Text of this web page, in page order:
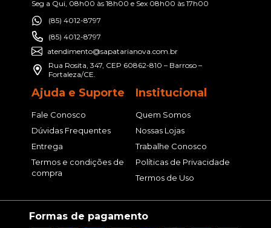
Seg a Qui, 08h00 às 18h00 e Sex 08h00 às 17h00
(85) 4012-8797
(85) 4012-8797
atendimento@sapatarianova.com.br
Rua Rosita, 347, CEP 60862-810 – Barroso –
Fortaleza/CE.
Ajuda e Suporte
Fale Conosco
Dúvidas Frequentes
Entrega
Termos e condições de
compra
Institucional
Quem Somos
Nossas Lojas
Trabalhe Conosco
Políticas de Privacidade
Termos de Uso
Formas de pagamento